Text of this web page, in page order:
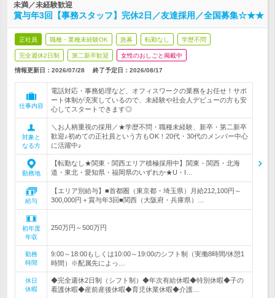
未満／未経験歓迎
賞与年3回【事務スタッフ】完休2日／友達採用／全国募集☆★★
正社員 職種・業種未経験OK 急募 転勤なし 学歴不問
完全週休2日制 第二新卒歓迎 女性のおしごと掲載中
情報更新日：2026/07/28 終了予定日： 2026/08/17
仕事内容
電話対応・事務処理など、オフィスワークの業務をお任せ！サポ
ート体制が充実しているので、未経験や社会人デビューの方も安
心してスタートできます◎
対象と
なる方
＼お人柄重視の採用／★学歴不問・職種未経験、新卒・第二新卒
歓迎♪初めての正社員という方もOK！20代・30代のメンバー中心
に活躍中♪
勤務地
【転勤なし★関東・関西エリア積極採用中】関東・関西・北海
道・東北・愛知県・福岡県のいずれか★U・I…
給与
【エリア別給与】■首都圏（東京都・埼玉県）月給212,100円～
300,000円＋賞与年3回■関西（大阪府・兵庫県）…
初年度
年収
250万円～500万円
勤務
時間
9:00～18:00もしくは10:00～19:00のシフト制（実働8時間/休憩1
時間）※配属先によっ…
休日
休暇
◆完全週休2日制（シフト制）◆年次有給休暇◆特別休暇◆子の
看護休暇◆産前産後休暇◆育児休業休暇◆介護…